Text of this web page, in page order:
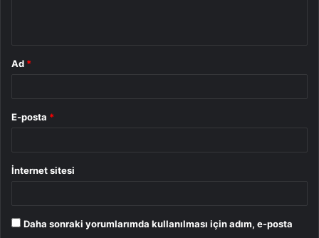
Ad *
E-posta *
İnternet sitesi
Daha sonraki yorumlarımda kullanılması için adım, e-posta